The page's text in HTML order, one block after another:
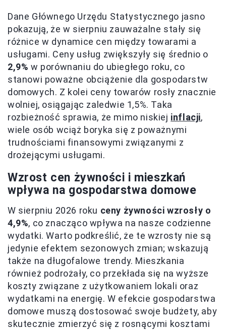
Dane Głównego Urzędu Statystycznego jasno
pokazują, że w sierpniu zauważalne stały się
różnice w dynamice cen między towarami a
usługami. Ceny usług zwiększyły się średnio o
2,9% w porównaniu do ubiegłego roku, co
stanowi poważne obciążenie dla gospodarstw
domowych. Z kolei ceny towarów rosły znacznie
wolniej, osiągając zaledwie 1,5%. Taka
rozbieżność sprawia, że mimo niskiej inflacji,
wiele osób wciąż boryka się z poważnymi
trudnościami finansowymi związanymi z
drożejącymi usługami.
Wzrost cen żywności i mieszkań
wpływa na gospodarstwa domowe
W sierpniu 2026 roku ceny żywności wzrosły o
4,9%, co znacząco wpływa na nasze codzienne
wydatki. Warto podkreślić, że te wzrosty nie są
jedynie efektem sezonowych zmian; wskazują
także na długofalowe trendy. Mieszkania
również podrożały, co przekłada się na wyższe
koszty związane z użytkowaniem lokali oraz
wydatkami na energię. W efekcie gospodarstwa
domowe muszą dostosować swoje budżety, aby
skutecznie zmierzyć się z rosnącymi kosztami